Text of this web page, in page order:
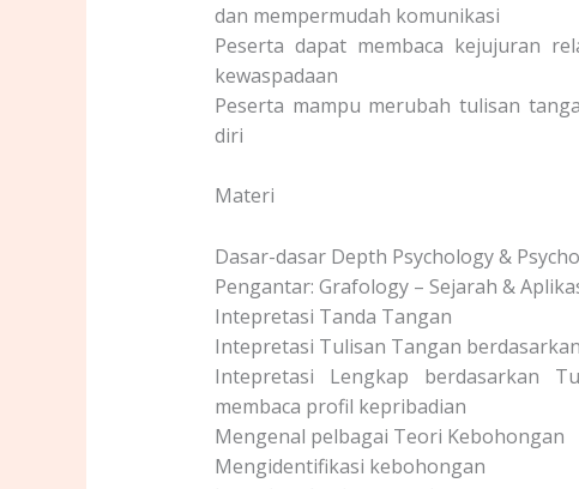
dan mempermudah komunikasi
Peserta dapat membaca kejujuran
kewaspadaan
Peserta mampu merubah tulisan
diri
Materi
Dasar-dasar Depth Psychology &
Pengantar: Grafology – Sejarah &
Intepretasi Tanda Tangan
Intepretasi Tulisan Tangan
Intepretasi Lengkap berdasarkan
membaca profil kepribadian
Mengenal pelbagai Teori Kebohongan
Mengidentifikasi kebohongan